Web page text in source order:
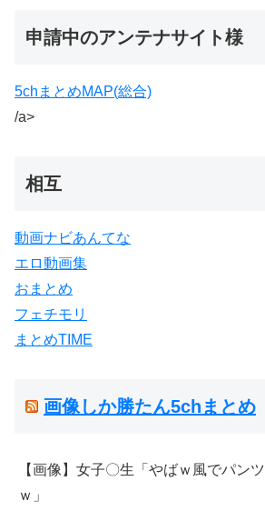
申請中のアンテナサイト様
5chまとめMAP(総合)
/a>
相互
動画ナビあんてな
エロ動画集
おまとめ
フェチモリ
まとめTIME
画像しか勝たん5chまとめ
【画像】女子〇生「やばｗ風でパン
ｗ」